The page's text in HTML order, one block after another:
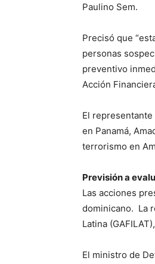
Paulino Sem.
Precisó que
personas
preventivo
Acción
El representante
en Panamá,
terrorismo en
Previsión a
Las acciones
dominicano. La
Latina
El ministro de